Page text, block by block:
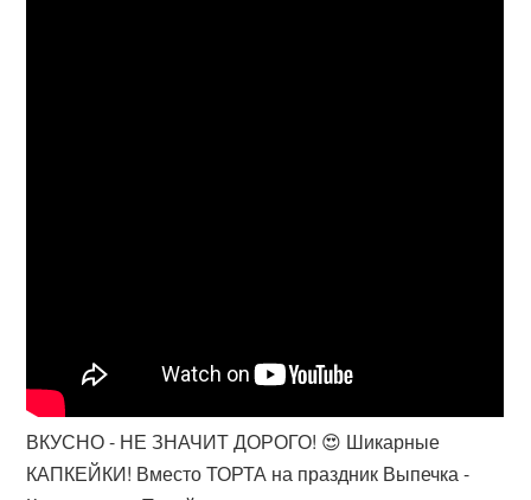
ВКУСНО - НЕ ЗНАЧИТ ДОРОГО! 😍 Шикарные
КАПКЕЙКИ! Вместо ТОРТА на праздник Выпечка -